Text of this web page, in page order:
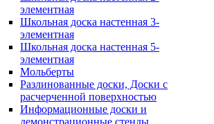
элементная
Школьная доска настенная 3-
элементная
Школьная доска настенная 5-
элементная
Мольберты
Разлинованные доски, Доски с
расчерченной поверхностью
Информационные доски и